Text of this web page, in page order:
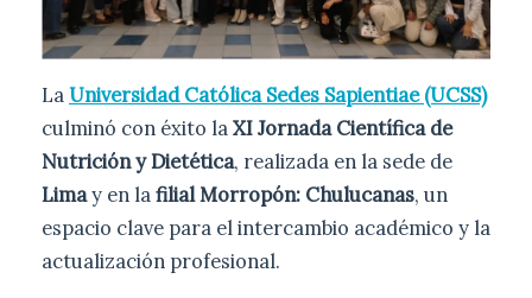
LaUniversidad Católica Sedes Sapientiae (UCSS)
culminó con éxito laXI Jornada Científica de
Nutrición y Dietética, realizada en la sede de
Limay en lafilial Morropón: Chulucanas, un
espacio clave para el intercambio académico y la
actualización profesional.